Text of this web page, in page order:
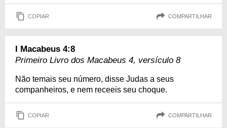
COPIAR COMPARTILHAR
I Macabeus 4:8
Primeiro Livro dos Macabeus 4, versículo 8
Não temais seu número, disse Judas a seus
companheiros, e nem receeis seu choque.
COPIAR COMPARTILHAR